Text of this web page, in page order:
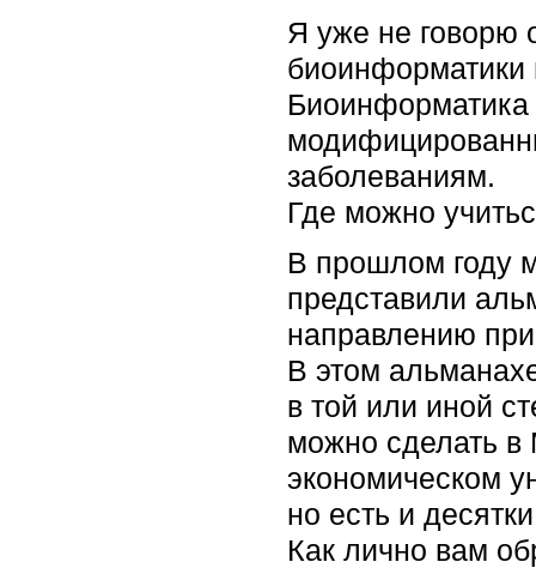
Я уже не говорю
биоинформатики
Биоинформатика
заболеваниям.
Где можно
В прошлом году
представили
направлению
В этом
в той или иной
можно сделать в
экономическом
но есть и
Как лично вам